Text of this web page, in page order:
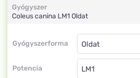
Gyógyszer
Coleus canina LM1 Oldat
Gyógyszerforma
Gyógyszerforma
Potencia
Oldat
LM1